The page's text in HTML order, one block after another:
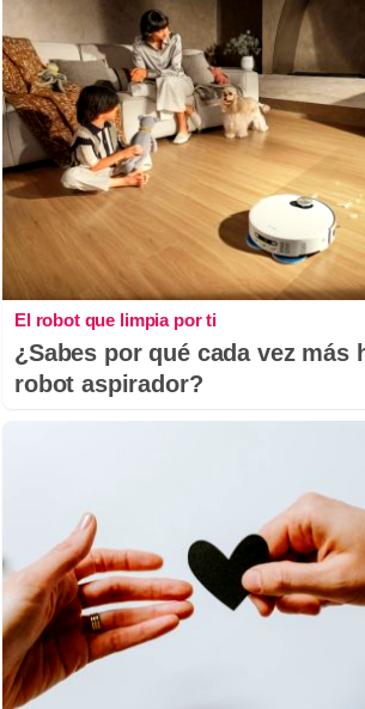
El robot que limpia por ti
¿Sabes por qué cada vez más
robot aspirador?